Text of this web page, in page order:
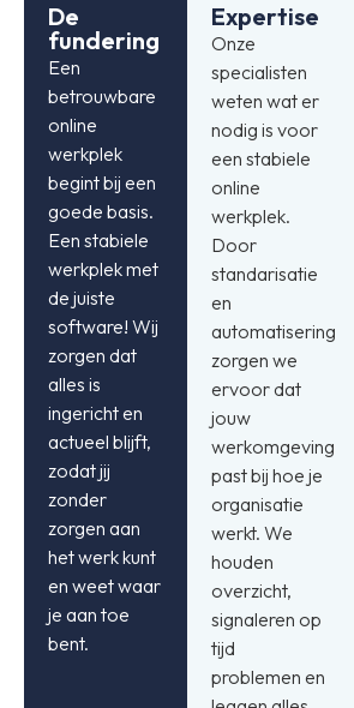
De
fundering
Een
betrouwbare
online
werkplek
begint bij een
goede basis.
Een stabiele
werkplek met
de juiste
software! Wij
zorgen dat
alles is
ingericht en
actueel blijft,
zodat jij
zonder
zorgen aan
het werk kunt
en weet waar
je aan toe
bent.
Expertise
Onze
specialisten
weten wat er
nodig is voor
een stabiele
online
werkplek.
Door
standarisatie
en
automatisering
zorgen we
ervoor dat
jouw
werkomgeving
past bij hoe je
organisatie
werkt. We
houden
overzicht,
signaleren op
tijd
problemen en